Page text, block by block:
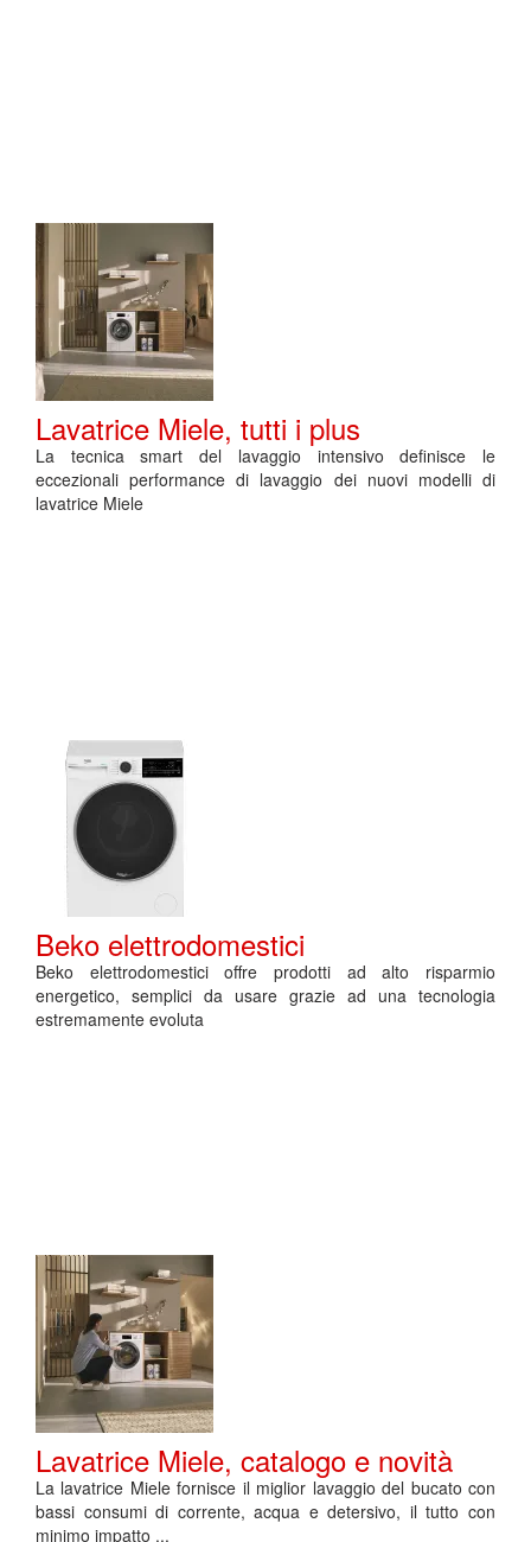
Lavatrice Miele, tutti i plus
La tecnica smart del lavaggio intensivo definisce le
eccezionali performance di lavaggio dei nuovi modelli di
lavatrice Miele
Beko elettrodomestici
Beko elettrodomestici offre prodotti ad alto risparmio
energetico, semplici da usare grazie ad una tecnologia
estremamente evoluta
Lavatrice Miele, catalogo e novità
La lavatrice Miele fornisce il miglior lavaggio del bucato con
bassi consumi di corrente, acqua e detersivo, il tutto con
minimo impatto ...